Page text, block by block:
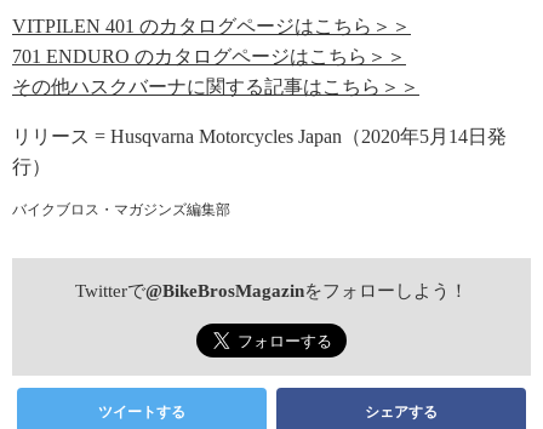
VITPILEN 401 のカタログページはこちら＞＞
701 ENDURO のカタログページはこちら＞＞
その他ハスクバーナに関する記事はこちら＞＞
リリース = Husqvarna Motorcycles Japan（2020年5月14日発
行）
バイクブロス・マガジンズ編集部
Twitterで@BikeBrosMagazinをフォローしよう！
ツイートする シェアする